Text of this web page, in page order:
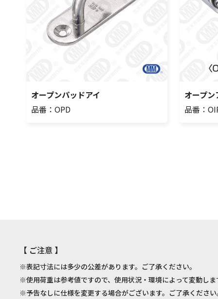
オープンパッドアイ
品番：OPD
オープ
品番：
【 ご注意 】
※表記寸法には多少の公差があります。ご了承ください。
※使用荷重は参考値ですので、使用状況・環境によって変動し
※予告なしに仕様を変更する場合がございます。ご了承くださ